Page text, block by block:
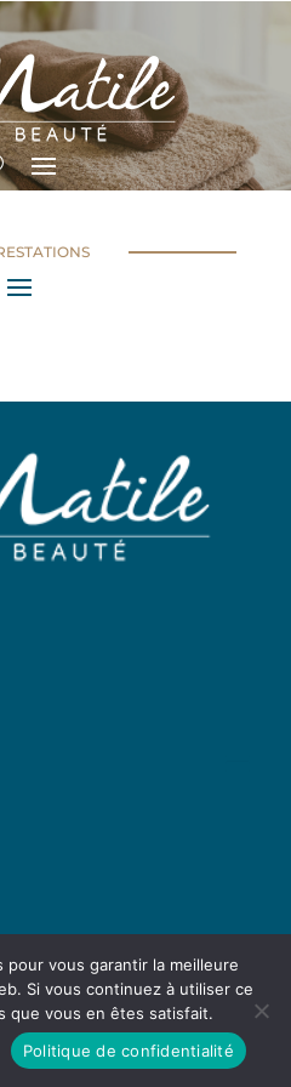
vous garantir la meilleure
Si vous continuez à utiliser ce
que vous en êtes satisfait.
Politique de confidentialité